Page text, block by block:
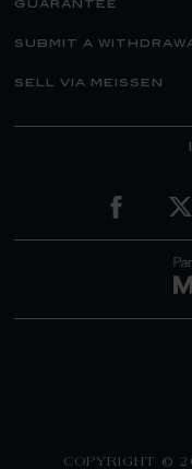
guarantee
submit a
sell via meissen
COPYRIGHT ©